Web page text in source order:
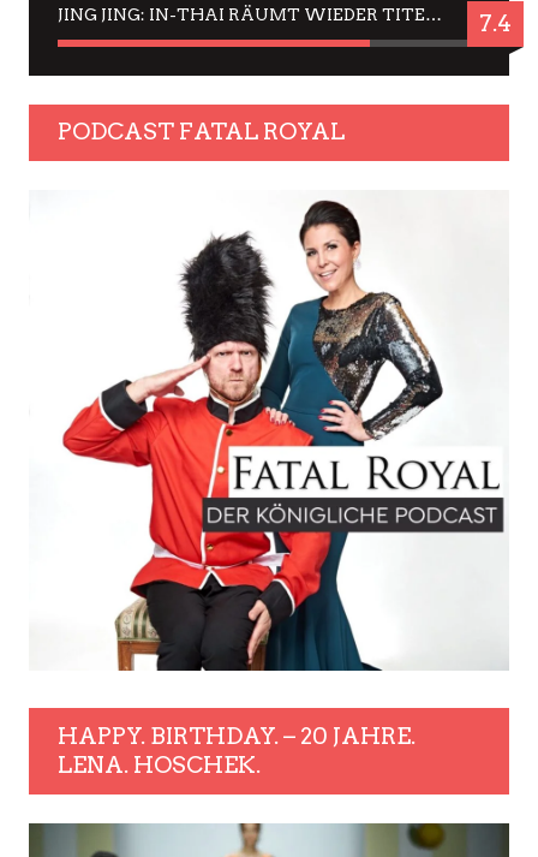
JING JING: IN-THAI RÄUMT WIEDER TITEL AB – EIN ZWEI-STUNDEN-ERLEBNISBERICHT 7.4
PODCAST FATAL ROYAL
HAPPY. BIRTHDAY. – 20 JAHRE.
LENA. HOSCHEK.